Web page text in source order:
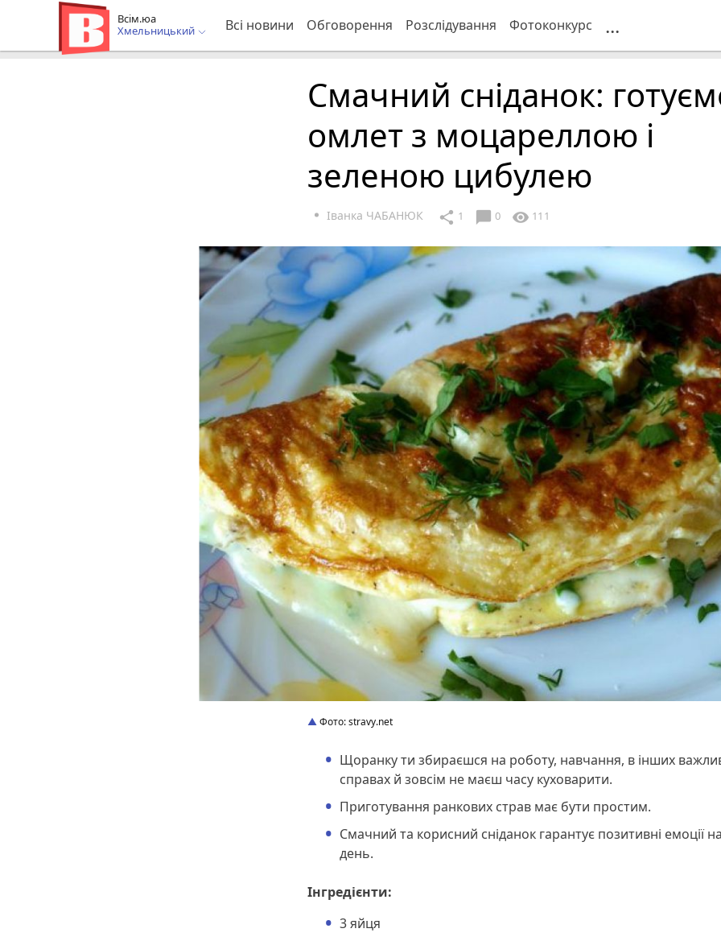
Всім.юа
Хмельницький
Всі новини Обговорення Розслідування Фотоконкурс ...
Смачний сніданок:
омлет з моцареллою і
зеленою цибулею
Іванка ЧАБАНЮК share 1 chat_bubble 0 visibility 111
Фото: stravy.net
Щоранку ти збираєшся на роботу, навчання, в інших
справах й зовсім не маєш часу куховарити.
Приготування ранкових страв має бути простим.
Смачний та корисний сніданок гарантує позитивні емоції
день.
Інгредієнти:
3 яйця